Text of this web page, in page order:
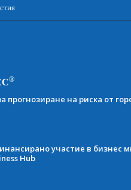
®
прогнозиране на риска от
участие в бизнес
Hub